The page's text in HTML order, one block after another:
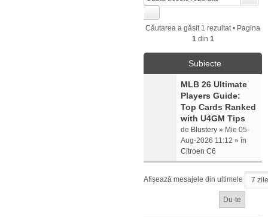
Căutarea a găsit 1 rezultat • Pagina
1din 1
Subiecte
MLB 26 Ultimate
Players Guide:
Top Cards Ranked
with U4GM Tips
de Blustery » Mie 05-
Aug-2026 11:12 » în
Citroen C6
Afişează mesajele din ultimele